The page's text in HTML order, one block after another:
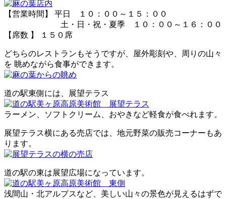
【営業時間】 平日 １０：００～１５：００
土・日・祝・夏季 １０：００～１６：００
【席数 】 １５０席
どちらのレストランもそうですが、屋外彫刻や、周りの山々
を 眺めながら食事ができます。
道の駅東側には、展望テラス
ラーメン、ソフトクリーム、おやきなど軽食が食べれます。
展望テラス横にある売店では、地元野菜の販売コーナーもあ
ります。
道の駅の東は展望広場になっています。
浅間山・北アルプスなど、美しい山々の景色が見えるはずで